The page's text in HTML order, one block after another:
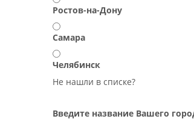
Ростов-на-Дону
Самара
Челябинск
Не нашли в списке?
Введите название Вашего